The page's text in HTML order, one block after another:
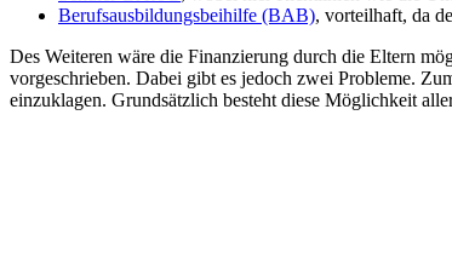
Berufsausbildungsbeihilfe (BAB), vorteilhaft, da
Des Weiteren wäre die Finanzierung durch die Eltern
vorgeschrieben. Dabei gibt es jedoch zwei Probleme.
einzuklagen. Grundsätzlich besteht diese Möglichkeit